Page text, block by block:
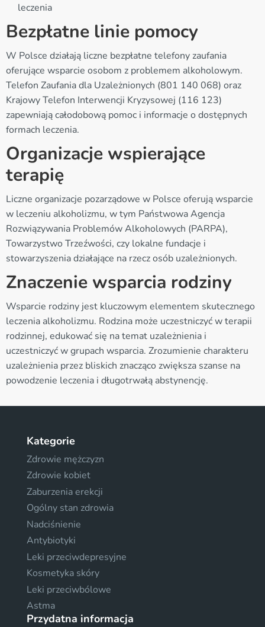
leczenia
Bezpłatne linie pomocy
W Polsce działają liczne bezpłatne telefony zaufania
oferujące wsparcie osobom z problemem alkoholowym.
Telefon Zaufania dla Uzależnionych (801 140 068) oraz
Krajowy Telefon Interwencji Kryzysowej (116 123)
zapewniają całodobową pomoc i informacje o dostępnych
formach leczenia.
Organizacje wspierające
terapię
Liczne organizacje pozarządowe w Polsce oferują wsparcie
w leczeniu alkoholizmu, w tym Państwowa Agencja
Rozwiązywania Problemów Alkoholowych (PARPA),
Towarzystwo Trzeźwości, czy lokalne fundacje i
stowarzyszenia działające na rzecz osób uzależnionych.
Znaczenie wsparcia rodziny
Wsparcie rodziny jest kluczowym elementem skutecznego
leczenia alkoholizmu. Rodzina może uczestniczyć w terapii
rodzinnej, edukować się na temat uzależnienia i
uczestniczyć w grupach wsparcia. Zrozumienie charakteru
uzależnienia przez bliskich znacząco zwiększa szanse na
powodzenie leczenia i długotrwałą abstynencję.
Kategorie
Zdrowie mężczyzn
Zdrowie kobiet
Zaburzenia erekcji
Ogólny stan zdrowia
Nadciśnienie
Antybiotyki
Leki przeciwdepresyjne
Kosmetyka skóry
Leki przeciwbólowe
Astma
Przydatna informacja